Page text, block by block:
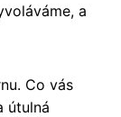
a
Co vás
útulná